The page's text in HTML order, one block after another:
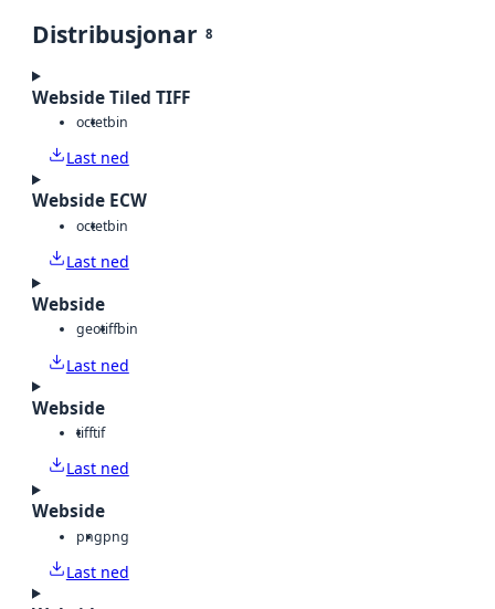
Distribusjonar 8
Webside Tiled TIFF
octetbin
Last ned
Webside ECW
octetbin
Last ned
Webside
geotiffbin
Last ned
Webside
tifftif
Last ned
Webside
pngpng
Last ned